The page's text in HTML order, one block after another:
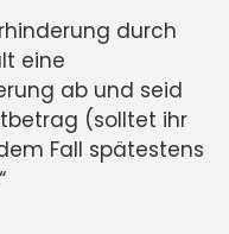
durch
eine
ab und seid
(solltet ihr
Fall spätestens